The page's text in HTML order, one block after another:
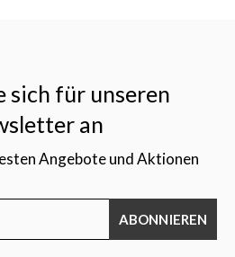
sich für unseren
an
Angebote und Aktionen
ABONNIEREN